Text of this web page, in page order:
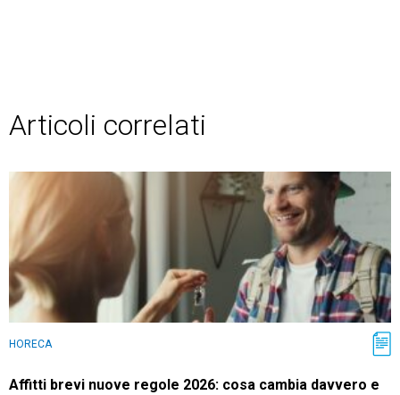
Articoli correlati
HORECA
Affitti brevi nuove regole 2026: cosa cambia davvero e